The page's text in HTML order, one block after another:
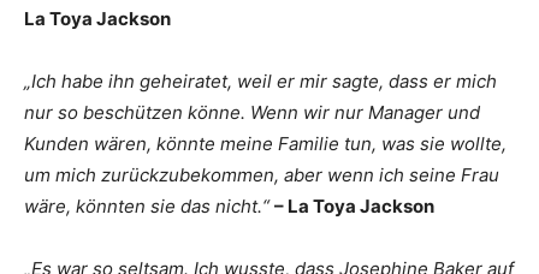
La Toya Jackson
„Ich habe ihn geheiratet, weil er mir sagte, dass er mich
nur so beschützen könne. Wenn wir nur Manager und
Kunden wären, könnte meine Familie tun, was sie wollte,
um mich zurückzubekommen, aber wenn ich seine Frau
wäre, könnten sie das nicht.“– La Toya Jackson
„Es war so seltsam. Ich wusste, dass Josephine Baker auf